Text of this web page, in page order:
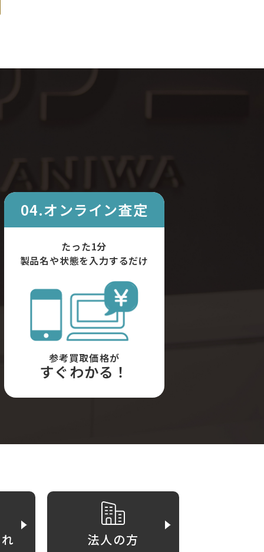
04.オンライン査定
たった1分
製品名や状態を入力するだけ
参考買取価格が
すぐわかる！
法人の方